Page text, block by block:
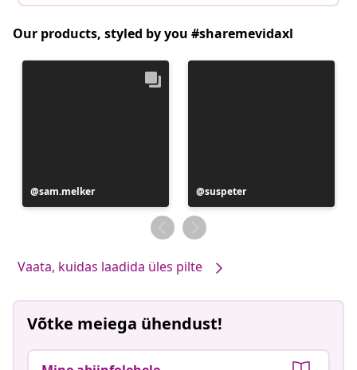
Our products, styled by you #sharemevidaxl
Postitus
avaldatud
sam.melker
Postitus
avaldatud
suspeter
Vaata, kuidas laadida üles pilte
Võtke meiega ühendust!